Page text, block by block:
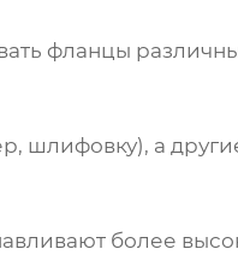
фланцы
шлифовку), а
более